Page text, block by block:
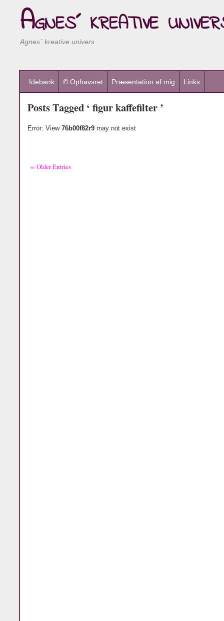
Agnes´ kreative
Agnes´ kreative univers
Idebank © Ophavsret Præsentation af mig Links
Posts Tagged ‘ figur kaffefilter ’
Error: View 76b00f82r9 may not exist
«‹ Older Entries